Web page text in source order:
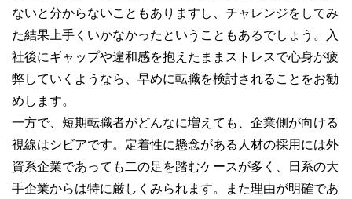
ないと分からないこともありますし、チャレンジをしてみ
た結果上手くいかなかったということもあるでしょう。入
社後にギャップや違和感を抱えたままストレスで心身が疲
弊していくようなら、早めに転職を検討されることをお勧
めします。
一方で、短期転職者がどんなに増えても、企業側が向ける
視線はシビアです。定着性に懸念がある人材の採用には外
資系企業であっても二の足を踏むケースが多く、日系の大
手企業からは特に厳しくみられます。また理由が明確であ